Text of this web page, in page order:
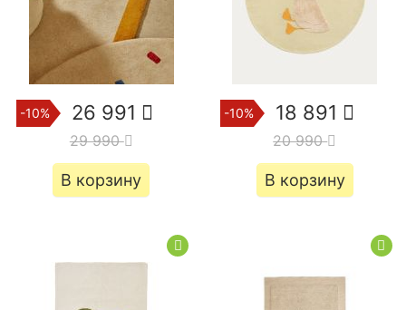
-10% 26 991
29 990
В корзину
-10% 18 891
20 990
В корзину